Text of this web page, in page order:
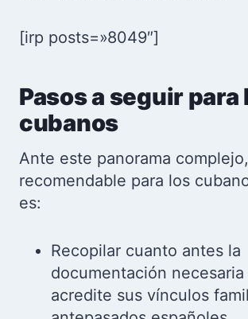
[irp posts=»8049″]
Pasos a seguir para
cubanos
Ante este panorama
recomendable para los
es:
Recopilar cuanto antes la
documentación necesaria
acredite sus vínculos